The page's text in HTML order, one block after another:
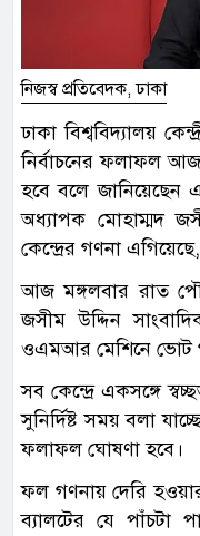
নিজস্ব প্রতিবেদক, ঢাকা
ঢাকা বিশ্ববিদ্যালয়
নির্বাচনের ফলাফল
হবে বলে জানিয়েছেন এই
অধ্যাপক মোহাম্মদ
কেন্দ্রের গণনা
আজ মঙ্গলবার রাত
জসীম উদ্দিন
ওএমআর মেশিনে ভোট
সব কেন্দ্রে একসঙ্গে
সুনির্দিষ্ট সময় বলা
ফলাফল ঘোষণা হবে।
ফল গণনায় দেরি
ব্যালটের যে পাঁচটা